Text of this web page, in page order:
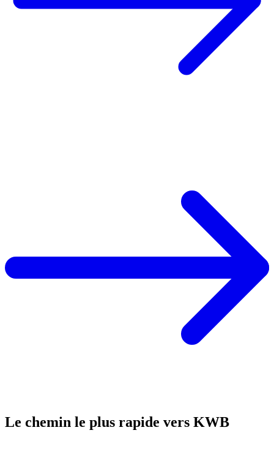
Le chemin le plus rapide vers KWB